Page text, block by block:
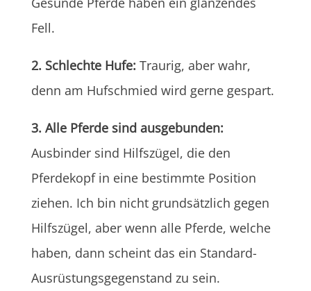
Fell.
2. Schlechte Hufe: Traurig, aber wahr,
denn am Hufschmied wird gerne gespart.
3. Alle Pferde sind ausgebunden:
Ausbinder sind Hilfszügel, die den
Pferdekopf in eine bestimmte Position
ziehen. Ich bin nicht grundsätzlich gegen
Hilfszügel, aber wenn alle Pferde, welche
haben, dann scheint das ein Standard-
Ausrüstungsgegenstand zu sein.